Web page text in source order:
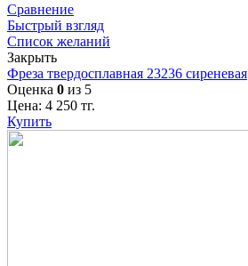
Сравнение
Быстрый взгляд
Список желаний
Закрыть
Фреза твердосплавная 23236 сиреневая
Оценка 0 из 5
Цена: 4 250 тг.
Купить